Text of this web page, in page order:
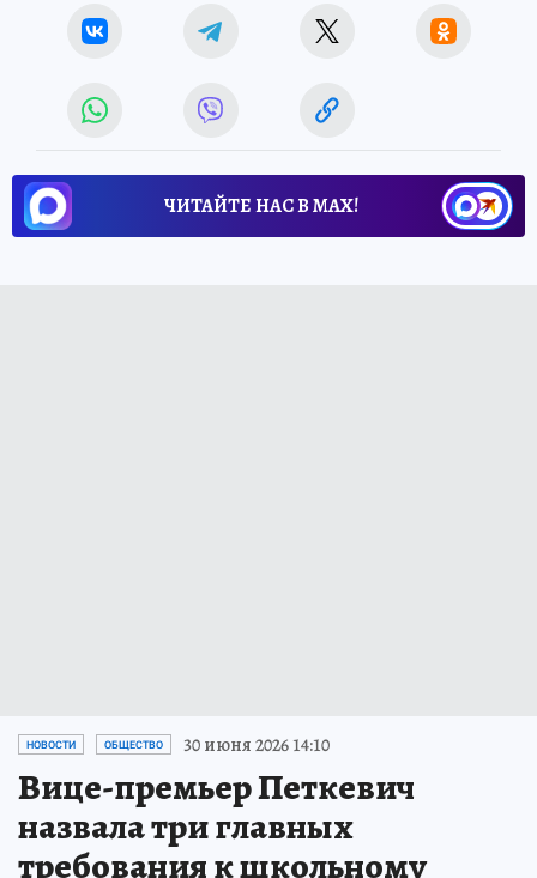
ЧИТАЙТЕ НАС В МАХ!
НОВОСТИ ОБЩЕСТВО 30 июня 2026 14:10
Вице-премьер Петкевич
назвала три главных
требования к школьному